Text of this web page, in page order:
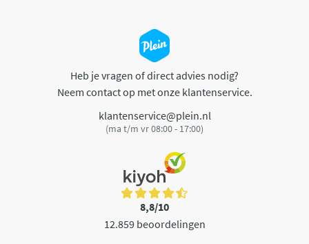
Heb je vragen of direct advies nodig?
Neem contact op met onze klantenservice.
klantenservice@plein.nl
(ma t/m vr 08:00 - 17:00)
8,8/10
12.859 beoordelingen